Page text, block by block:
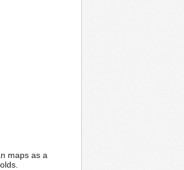
maps as a